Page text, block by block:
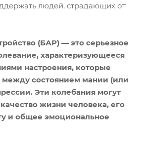
людей, страдающих от
(БАР) — это серьезное
характеризующееся
настроения, которые
между состоянием мании (или
Эти колебания могут
жизни человека, его
и общее эмоциональное